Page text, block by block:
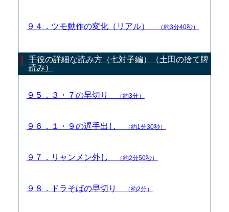
９４．ツモ動作の変化（リアル） （約3分40秒）
手役の詳細な読み方（七対子編）（土田の捨て牌
読み）
９５．３・７の早切り （約3分）
９６．１・９の遅手出し （約1分30秒）
９７．リャンメン外し （約2分50秒）
９８．ドラそばの早切り （約2分）